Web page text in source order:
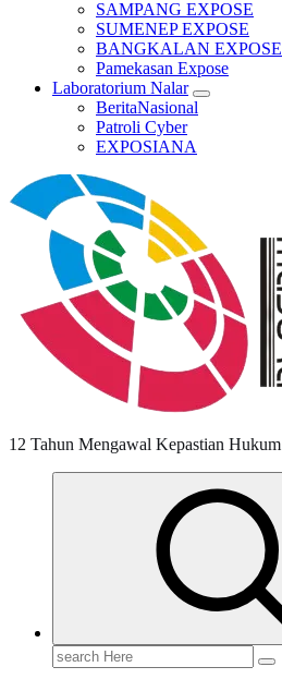
SAMPANG EXPOSE
SUMENEP EXPOSE
BANGKALAN EXPOSE
Pamekasan Expose
Laboratorium Nalar
BeritaNasional
Patroli Cyber
EXPOSIANA
12 Tahun Mengawal Kepastian Hukum
Search
for: